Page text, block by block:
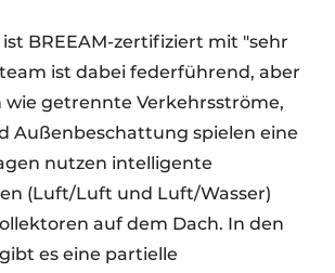
ist BREEAM-zertifiziert mit "sehr
ist dabei federführend, aber
wie getrennte Verkehrsströme,
Außenbeschattung spielen eine
nutzen intelligente
(Luft/Luft und Luft/Wasser)
auf dem Dach. In den
es eine partielle